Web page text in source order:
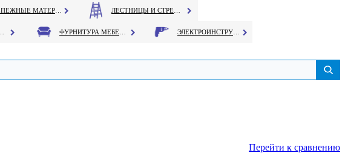
Перейти к сравнению